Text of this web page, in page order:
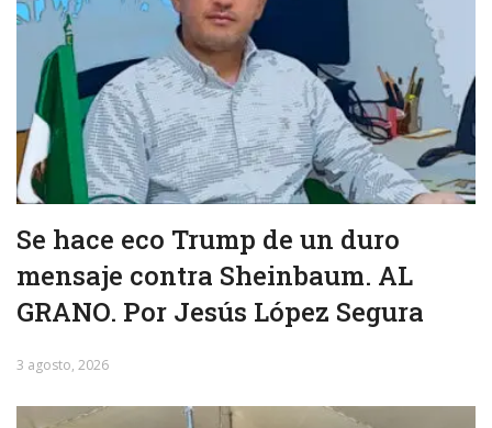
Se hace eco Trump de un duro
mensaje contra Sheinbaum. AL
GRANO. Por Jesús López Segura
3 agosto, 2026